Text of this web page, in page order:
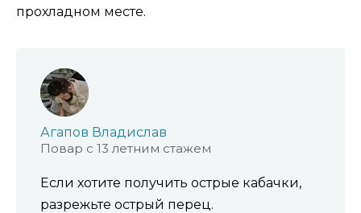
прохладном месте.
Агапов Владислав
Повар с 13 летним стажем
Если хотите получить острые кабачки,
разрежьте острый перец.